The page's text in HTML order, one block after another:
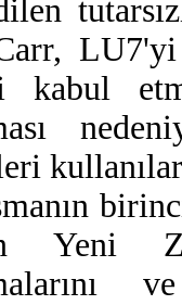
kabul
Yeni